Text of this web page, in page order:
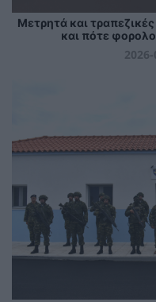
Μετρητά και
και πότε